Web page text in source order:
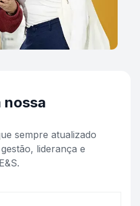
nossa
sempre atualizado
liderança e